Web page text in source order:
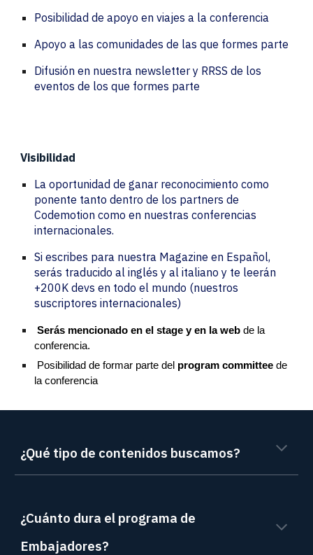
Posibilidad de apoyo en viajes a la conferencia
Apoyo a las comunidades de las que formes parte
Difusión en nuestra newsletter y RRSS de los
eventos de los que formes parte
Visibilidad
La oportunidad de ganar reconocimiento como
ponente tanto dentro de los partners de
Codemotion como en nuestras conferencias
internacionales.
Si escribes para nuestra Magazine en Español,
serás traducido al inglés y al italiano y te leerán
+200K devs en todo el mundo (nuestros
suscriptores internacionales)
Serás mencionado en el stage y en la web de la
conferencia.
Posibilidad de formar parte del program committee de
la conferencia
¿Qué tipo de contenidos buscamos?
¿Cuánto dura el programa de
Embajadores?